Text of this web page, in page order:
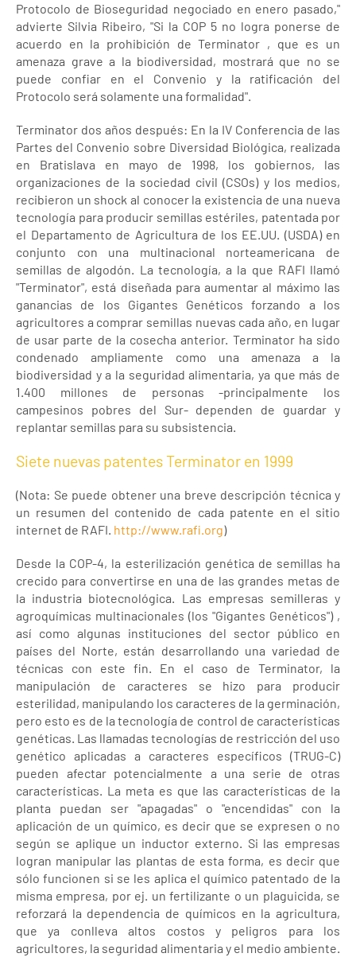
Protocolo de Bioseguridad negociado en enero pasado,"
advierte Silvia Ribeiro, "Si la COP 5 no logra ponerse de
acuerdo en la prohibición de Terminator , que es un
amenaza grave a la biodiversidad, mostrará que no se
puede confiar en el Convenio y la ratificación del
Protocolo será solamente una formalidad".
Terminator dos años después: En la IV Conferencia de las
Partes del Convenio sobre Diversidad Biológica, realizada
en Bratislava en mayo de 1998, los gobiernos, las
organizaciones de la sociedad civil (CSOs) y los medios,
recibieron un shock al conocer la existencia de una nueva
tecnología para producir semillas estériles, patentada por
el Departamento de Agricultura de los EE.UU. (USDA) en
conjunto con una multinacional norteamericana de
semillas de algodón. La tecnología, a la que RAFI llamó
"Terminator", está diseñada para aumentar al máximo las
ganancias de los Gigantes Genéticos forzando a los
agricultores a comprar semillas nuevas cada año, en lugar
de usar parte de la cosecha anterior. Terminator ha sido
condenado ampliamente como una amenaza a la
biodiversidad y a la seguridad alimentaria, ya que más de
1.400 millones de personas -principalmente los
campesinos pobres del Sur- dependen de guardar y
replantar semillas para su subsistencia.
Siete nuevas patentes Terminator en 1999
(Nota: Se puede obtener una breve descripción técnica y
un resumen del contenido de cada patente en el sitio
internet de RAFI. http://www.rafi.org)
Desde la COP-4, la esterilización genética de semillas ha
crecido para convertirse en una de las grandes metas de
la industria biotecnológica. Las empresas semilleras y
agroquímicas multinacionales (los "Gigantes Genéticos") ,
así como algunas instituciones del sector público en
países del Norte, están desarrollando una variedad de
técnicas con este fin. En el caso de Terminator, la
manipulación de caracteres se hizo para producir
esterilidad, manipulando los caracteres de la germinación,
pero esto es de la tecnología de control de características
genéticas. Las llamadas tecnologías de restricción del uso
genético aplicadas a caracteres específicos (TRUG-C)
pueden afectar potencialmente a una serie de otras
características. La meta es que las características de la
planta puedan ser "apagadas" o "encendidas" con la
aplicación de un químico, es decir que se expresen o no
según se aplique un inductor externo. Si las empresas
logran manipular las plantas de esta forma, es decir que
sólo funcionen si se les aplica el químico patentado de la
misma empresa, por ej. un fertilizante o un plaguicida, se
reforzará la dependencia de químicos en la agricultura,
que ya conlleva altos costos y peligros para los
agricultores, la seguridad alimentaria y el medio ambiente.